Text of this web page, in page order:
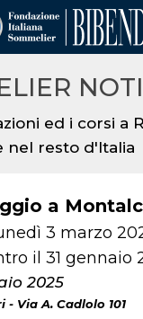
ed i corsi a
nel resto d'Italia
a
3 marzo
il 31 gennaio
2025
Via A. Cadlolo 101